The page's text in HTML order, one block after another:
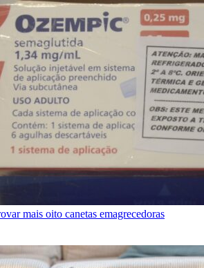
mais oito canetas emagrecedoras